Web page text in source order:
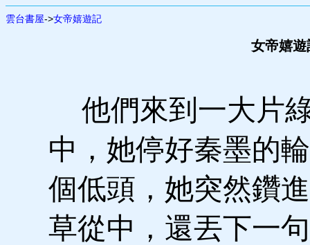
雲台書屋->女帝嬉遊記
女帝嬉
他們來到一大片
中，她停好秦墨的
個低頭，她突然鑽
草從中，還丟下一